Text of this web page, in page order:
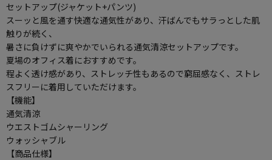
セットアップ(ジャケット+パンツ)
スーッと風を通す快適な通気性があり、汗ばんでもサラっとした肌
触りが続く、
暑さに負けずに爽やかでいられる通気清涼セットアップです。
夏場のオフィス着におすすめです。
程よく透け感があり、ストレッチ性もあるので窮屈感なく、ストレ
スフリーに着用していただけます。
【機能】
通気清涼
ウエストゴムシャーリング
ウォッシャブル
【商品仕様】